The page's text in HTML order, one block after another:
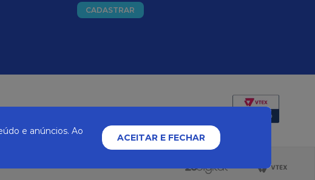
CADASTRAR
29309-712
e anúncios. Ao
ACEITAR E FECHAR